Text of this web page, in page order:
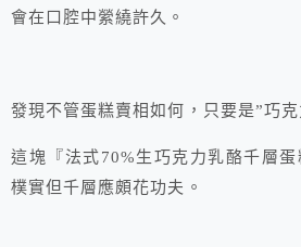
會在口腔中縈繞許久。
發現不管蛋糕賣相如何，只要是”巧克
這塊『法式70%生巧克力乳酪千層
樸實但千層應頗花功夫。